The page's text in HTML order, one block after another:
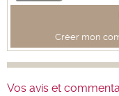
Créer mon
Vos avis et